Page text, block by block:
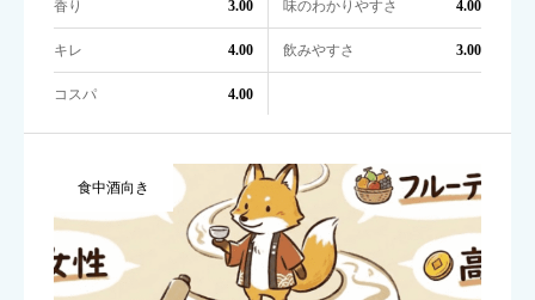
香り 3.00 味のわかりやすさ 4.00
キレ 4.00 飲みやすさ 3.00
コスパ 4.00
食中酒向き